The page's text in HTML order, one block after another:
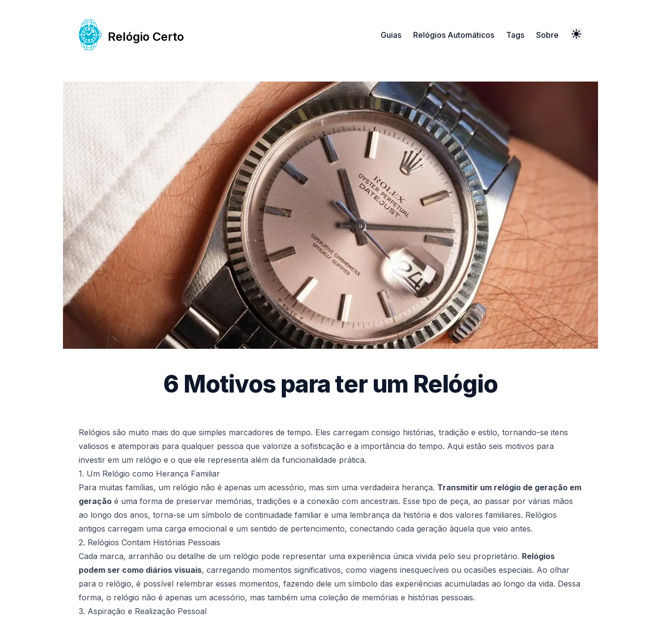
Relógio Certo Guias Relógios Automáticos Tags Sobre
6 Motivos para ter um Relógio
Relógios são muito mais do que simples marcadores de tempo. Eles carregam consigo histórias, tradição e estilo, tornando-se itens
valiosos e atemporais para qualquer pessoa que valorize a sofisticação e a importância do tempo. Aqui estão seis motivos para
investir em um relógio e o que ele representa além da funcionalidade prática.
1. Um Relógio como Herança Familiar
Para muitas famílias, um relógio não é apenas um acessório, mas sim uma verdadeira herança. Transmitir um relógio de geração em
geração é uma forma de preservar memórias, tradições e a conexão com ancestrais. Esse tipo de peça, ao passar por várias mãos
ao longo dos anos, torna-se um símbolo de continuidade familiar e uma lembrança da história e dos valores familiares. Relógios
antigos carregam uma carga emocional e um sentido de pertencimento, conectando cada geração àquela que veio antes.
2. Relógios Contam Histórias Pessoais
Cada marca, arranhão ou detalhe de um relógio pode representar uma experiência única vivida pelo seu proprietário. Relógios
podem ser como diários visuais, carregando momentos significativos, como viagens inesquecíveis ou ocasiões especiais. Ao olhar
para o relógio, é possível relembrar esses momentos, fazendo dele um símbolo das experiências acumuladas ao longo da vida. Dessa
forma, o relógio não é apenas um acessório, mas também uma coleção de memórias e histórias pessoais.
3. Aspiração e Realização Pessoal